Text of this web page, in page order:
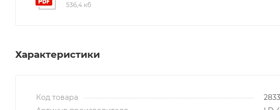
536,4 кб
Характеристики
Код товара